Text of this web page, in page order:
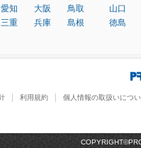
愛知
三重
大阪
兵庫
鳥取
島根
山口
徳島
利用規約 個人情報の取扱いにつ